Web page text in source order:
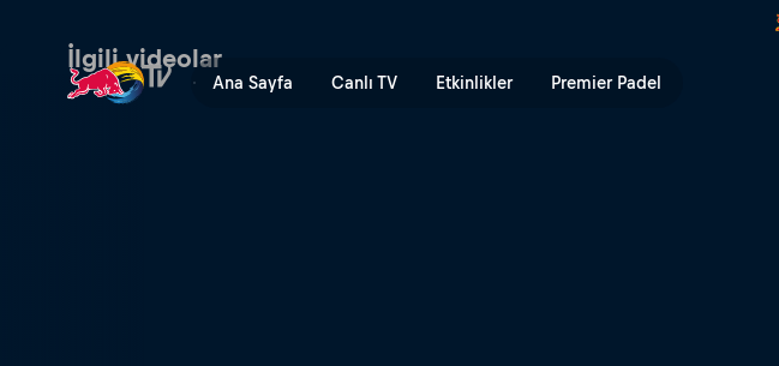
Ana Sayfa Canlı TV Etkinlikler Premier Padel
Sewer Surfing with Poopies | Red Bull TV
İlgili videolar